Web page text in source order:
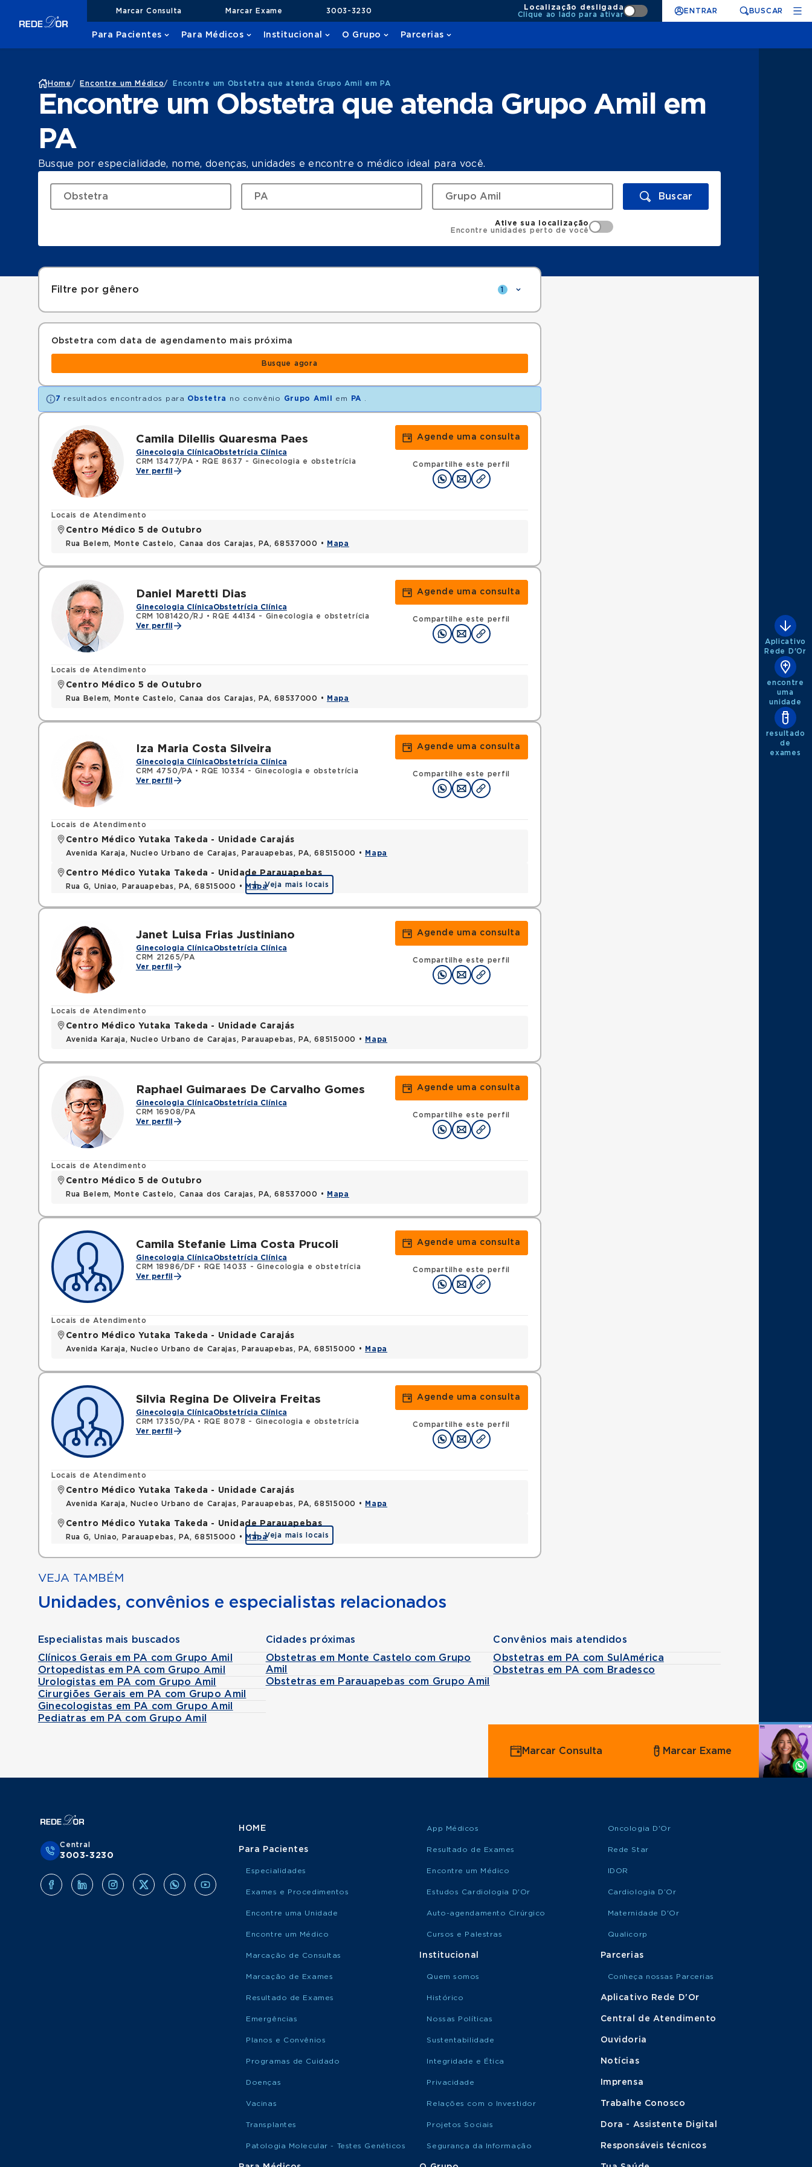
Marcar Consulta Marcar Exame 3003-3230
Localização desligada
Clique ao lado para ativar
ENTRAR BUSCAR
Para Pacientes Para Médicos Institucional O Grupo Parcerias
Home / Encontre um Médico/ Encontre um Obstetra que atenda Grupo Amil em PA
Encontre um Obstetra que atenda Grupo Amil em
PA
Busque por especialidade, nome, doenças, unidades e encontre o médico ideal para você.
Buscar
Ative sua localização
Encontre unidades perto de você
Filtre por gênero 1
Obstetra com data de agendamento mais próxima
Busque agora
7 resultados encontrados para Obstetra no convênio Grupo Amil em PA
Camila Dilellis Quaresma Paes
Ginecologia ClínicaObstetrícia Clínica
CRM 13477/PA •
RQE 8637 - Ginecologia e obstetrícia
Ver perfil
Agende uma consulta
Compartilhe este perfil
Locais de Atendimento
Centro Médico 5 de Outubro
Rua Belem, Monte Castelo, Canaa dos Carajas, PA, 68537000 • Mapa
Daniel Maretti Dias
Ginecologia ClínicaObstetrícia Clínica
CRM 1081420/RJ •
RQE 44134 - Ginecologia e obstetrícia
Ver perfil
Agende uma consulta
Compartilhe este perfil
Locais de Atendimento
Centro Médico 5 de Outubro
Rua Belem, Monte Castelo, Canaa dos Carajas, PA, 68537000 • Mapa
Iza Maria Costa Silveira
Ginecologia ClínicaObstetrícia Clínica
CRM 4750/PA •
RQE 10334 - Ginecologia e obstetrícia
Ver perfil
Agende uma consulta
Compartilhe este perfil
Locais de Atendimento
Centro Médico Yutaka Takeda - Unidade Carajás
Avenida Karaja, Nucleo Urbano de Carajas, Parauapebas, PA, 68515000 • Mapa
Centro Médico Yutaka Takeda - Unidade Parauapebas
Rua G, Uniao, Parauapebas, PA, 68515000 • MapaVeja mais locais
Janet Luisa Frias Justiniano
Ginecologia ClínicaObstetrícia Clínica
CRM 21265/PA
Ver perfil
Agende uma consulta
Compartilhe este perfil
Locais de Atendimento
Centro Médico Yutaka Takeda - Unidade Carajás
Avenida Karaja, Nucleo Urbano de Carajas, Parauapebas, PA, 68515000 • Mapa
Raphael Guimaraes De Carvalho Gomes
Ginecologia ClínicaObstetrícia Clínica
CRM 16908/PA
Ver perfil
Agende uma consulta
Compartilhe este perfil
Locais de Atendimento
Centro Médico 5 de Outubro
Rua Belem, Monte Castelo, Canaa dos Carajas, PA, 68537000 • Mapa
Camila Stefanie Lima Costa Prucoli
Ginecologia ClínicaObstetrícia Clínica
CRM 18986/DF •
RQE 14033 - Ginecologia e obstetrícia
Ver perfil
Agende uma consulta
Compartilhe este perfil
Locais de Atendimento
Centro Médico Yutaka Takeda - Unidade Carajás
Avenida Karaja, Nucleo Urbano de Carajas, Parauapebas, PA, 68515000 • Mapa
Silvia Regina De Oliveira Freitas
Ginecologia ClínicaObstetrícia Clínica
CRM 17350/PA •
RQE 8078 - Ginecologia e obstetrícia
Ver perfil
Agende uma consulta
Compartilhe este perfil
Locais de Atendimento
Centro Médico Yutaka Takeda - Unidade Carajás
Avenida Karaja, Nucleo Urbano de Carajas, Parauapebas, PA, 68515000 • Mapa
Centro Médico Yutaka Takeda - Unidade Parauapebas
Rua G, Uniao, Parauapebas, PA, 68515000 • MapaVeja mais locais
VEJA TAMBÉM
Unidades, convênios e especialistas relacionados
Especialistas mais buscados
Clínicos Gerais em PA com Grupo Amil
Ortopedistas em PA com Grupo Amil
Urologistas em PA com Grupo Amil
Cirurgiões Gerais em PA com Grupo Amil
Ginecologistas em PA com Grupo Amil
Pediatras em PA com Grupo Amil
Cidades próximas
Obstetras em Monte Castelo com Grupo
Amil
Obstetras em Parauapebas com Grupo Amil
Convênios mais atendidos
Obstetras em PA com SulAmérica
Obstetras em PA com Bradesco
Aplicativo
Rede D'Or
encontre
uma
unidade
resultado
de
exames
Agende
Whatsapp
Marcar Consulta Marcar Exame
Central
3003-3230
HOME
Para Pacientes
Especialidades
Exames e Procedimentos
Encontre uma Unidade
Encontre um Médico
Marcação de Consultas
Marcação de Exames
Resultado de Exames
Emergências
Planos e Convênios
Programas de Cuidado
Doenças
Vacinas
Transplantes
Patologia Molecular - Testes Genéticos
App Médicos
Resultado de Exames
Encontre um Médico
Estudos Cardiologia D'Or
Auto-agendamento Cirúrgico
Cursos e Palestras
Institucional
Quem somos
Histórico
Nossas Políticas
Sustentabilidade
Integridade e Ética
Privacidade
Relações com o Investidor
Projetos Sociais
Segurança da Informação
Oncologia D'Or
Rede Star
IDOR
Cardiologia D’Or
Maternidade D'Or
Qualicorp
Parcerias
Conheça nossas Parcerias
Aplicativo Rede D'Or
Central de Atendimento
Ouvidoria
Notícias
Imprensa
Trabalhe Conosco
Dora - Assistente Digital
Responsáveis técnicos